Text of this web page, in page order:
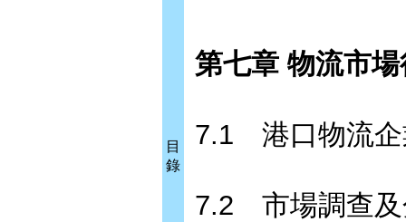
目
錄
第七章 物流市
7.1 港口物流
7.2 市場調查及